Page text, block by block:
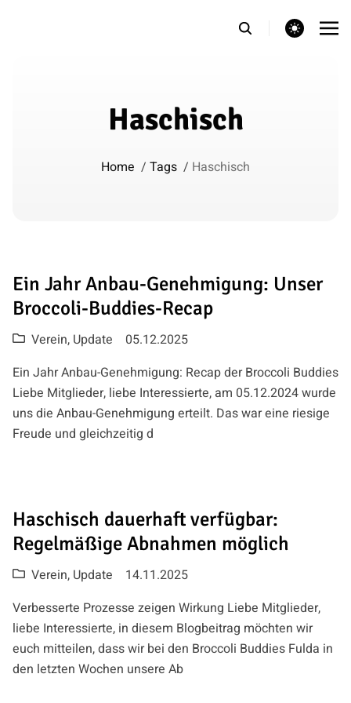
theme switcher
Haschisch
Home / Tags / Haschisch
Ein Jahr Anbau-Genehmigung: Unser
Broccoli-Buddies-Recap
Verein, Update
05.12.2025
Ein Jahr Anbau-Genehmigung: Recap der Broccoli Buddies
Liebe Mitglieder, liebe Interessierte, am 05.12.2024 wurde
uns die Anbau-Genehmigung erteilt. Das war eine riesige
Freude und gleichzeitig d
Haschisch dauerhaft verfügbar:
Regelmäßige Abnahmen möglich
Verein, Update
14.11.2025
Verbesserte Prozesse zeigen Wirkung Liebe Mitglieder,
liebe Interessierte, in diesem Blogbeitrag möchten wir
euch mitteilen, dass wir bei den Broccoli Buddies Fulda in
den letzten Wochen unsere Ab